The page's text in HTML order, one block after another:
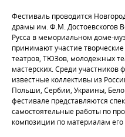
Фестиваль проводится
драмы им. Ф.М. Достоевскогов
Русса в мемориальном доме-
принимают участие
театров, ТЮЗов, молодежных
мастерских. Среди участников
известные коллективы из
Польши, Сербии, Украины,
фестивале представляются
самостоятельные работы по
композиции по материалам